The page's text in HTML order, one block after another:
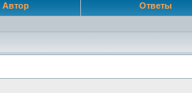
Автор Ответы